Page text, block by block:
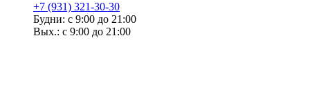
+7 (931) 321-30-30
Будни: с 9:00 до 21:00
Вых.: с 9:00 до 21:00